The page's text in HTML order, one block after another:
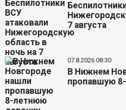
7 августа
07.8.2026 08:30
В Нижнем
пропавшую